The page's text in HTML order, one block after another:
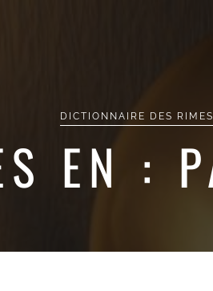
DICTIONNAIRE DES RIMES
EN :